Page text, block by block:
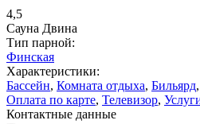
4,5
Сауна Двина
Тип парной:
Финская
Характеристики:
Бассейн, Комната отдыха, Бильярд,
Оплата по карте, Телевизор,
Контактные данные